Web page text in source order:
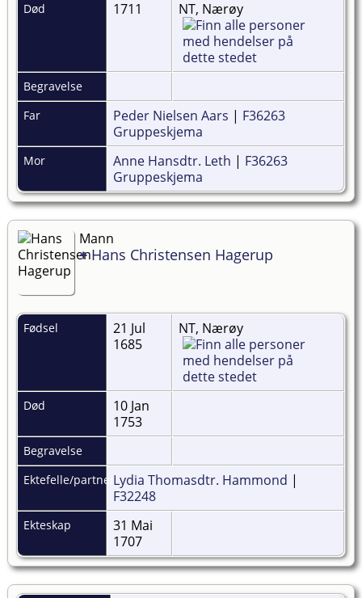
Død 1711 NT, Nærøy
Begravelse
Far
Peder Nielsen Aars | F36263
Gruppeskjema
Mor Anne Hansdtr. Leth | F36263
Gruppeskjema
Mann
+Hans Christensen Hagerup
Fødsel
21 Jul
1685
NT, Nærøy
Død
10 Jan
1753
Begravelse
Ektefelle/partnerLydia Thomasdtr. Hammond |
F32248
Ekteskap
31 Mai
1707